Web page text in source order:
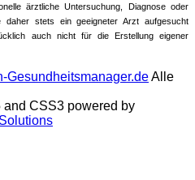
ärztliche Untersuchung, Diagnose oder
daher stets ein geeigneter Arzt aufgesucht
auch nicht für die Erstellung eigener
Gesundheitsmanager.deAlle
and CSS3 powered by